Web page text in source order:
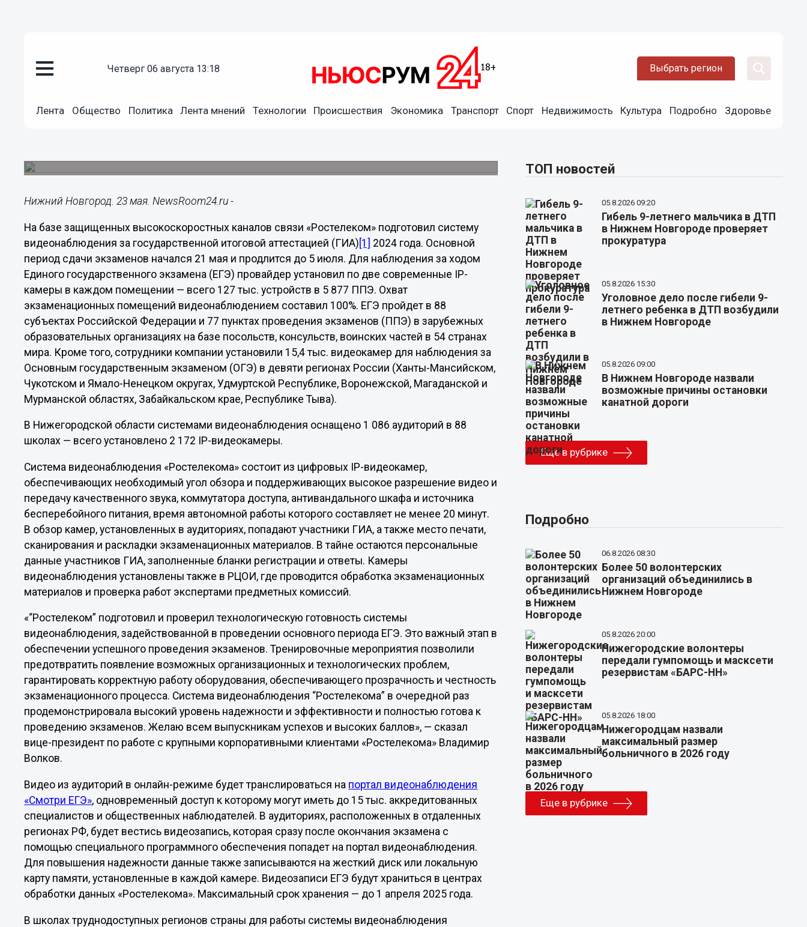
четверг 06 августа 13:18 Выбрать регион
Лента Общество Политика Лента мнений Технологии Происшествия Экономика Транспорт Спорт Недвижимость Культура Подробно Здоровье
готова к проведению государственной итоговой аттестации
Нижний Новгород. 23 мая. NewsRoom24.ru -
На базе защищенных высокоскоростных каналов связи «Ростелеком» подготовил систему
видеонаблюдения за государственной итоговой аттестацией (ГИА)[1] 2024 года. Основной
период сдачи экзаменов начался 21 мая и продлится до 5 июля. Для наблюдения за ходом
Единого государственного экзамена (ЕГЭ) провайдер установил по две современные IP-
камеры в каждом помещении — всего 127 тыс. устройств в 5 877 ППЭ. Охват
экзаменационных помещений видеонаблюдением составил 100%. ЕГЭ пройдет в 88
субъектах Российской Федерации и 77 пунктах проведения экзаменов (ППЭ) в зарубежных
образовательных организациях на базе посольств, консульств, воинских частей в 54 странах
мира. Кроме того, сотрудники компании установили 15,4 тыс. видеокамер для наблюдения за
Основным государственным экзаменом (ОГЭ) в девяти регионах России (Ханты-Мансийском,
Чукотском и Ямало-Ненецком округах, Удмуртской Республике, Воронежской, Магаданской и
Мурманской областях, Забайкальском крае, Республике Тыва).
В Нижегородской области системами видеонаблюдения оснащено 1 086 аудиторий в 88
школах — всего установлено 2 172 IP-видеокамеры.
Система видеонаблюдения «Ростелекома» состоит из цифровых IP-видеокамер,
обеспечивающих необходимый угол обзора и поддерживающих высокое разрешение видео и
передачу качественного звука, коммутатора доступа, антивандального шкафа и источника
бесперебойного питания, время автономной работы которого составляет не менее 20 минут.
В обзор камер, установленных в аудиториях, попадают участники ГИА, а также место печати,
сканирования и раскладки экзаменационных материалов. В тайне остаются персональные
данные участников ГИА, заполненные бланки регистрации и ответы. Камеры
видеонаблюдения установлены также в РЦОИ, где проводится обработка экзаменационных
материалов и проверка работ экспертами предметных комиссий.
«“Ростелеком” подготовил и проверил технологическую готовность системы
видеонаблюдения, задействованной в проведении основного периода ЕГЭ. Это важный этап в
обеспечении успешного проведения экзаменов. Тренировочные мероприятия позволили
предотвратить появление возможных организационных и технологических проблем,
гарантировать корректную работу оборудования, обеспечивающего прозрачность и честность
экзаменационного процесса. Система видеонаблюдения “Ростелекома” в очередной раз
продемонстрировала высокий уровень надежности и эффективности и полностью готова к
проведению экзаменов. Желаю всем выпускникам успехов и высоких баллов», — сказал
вице-президент по работе с крупными корпоративными клиентами «Ростелекома» Владимир
Волков.
Видео из аудиторий в онлайн-режиме будет транслироваться на портал видеонаблюдения
«Смотри ЕГЭ», одновременный доступ к которому могут иметь до 15 тыс. аккредитованных
специалистов и общественных наблюдателей. В аудиториях, расположенных в отдаленных
регионах РФ, будет вестись видеозапись, которая сразу после окончания экзамена с
помощью специального программного обеспечения попадет на портал видеонаблюдения.
Для повышения надежности данные также записываются на жесткий диск или локальную
карту памяти, установленные в каждой камере. Видеозаписи ЕГЭ будут храниться в центрах
обработки данных «Ростелекома». Максимальный срок хранения — до 1 апреля 2025 года.
В школах труднодоступных регионов страны для работы системы видеонаблюдения
ТОП новостей
05.8.2026 09:20
Гибель 9-летнего мальчика в ДТП
в Нижнем Новгороде проверяет
прокуратура
05.8.2026 15:30
Уголовное дело после гибели 9-
летнего ребенка в ДТП возбудили
в Нижнем Новгороде
05.8.2026 09:00
В Нижнем Новгороде назвали
возможные причины остановки
канатной дороги
Еще в рубрике
Подробно
06.8.2026 08:30
Более 50 волонтерских
организаций объединились в
Нижнем Новгороде
05.8.2026 20:00
Нижегородские волонтеры
передали гумпомощь и масксети
резервистам «БАРС-НН»
05.8.2026 18:00
Нижегородцам назвали
максимальный размер
больничного в 2026 году
Еще в рубрике